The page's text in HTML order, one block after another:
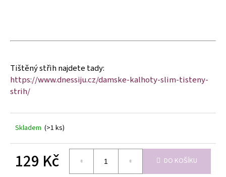
Tištěný střih najdete tady:
https://www.dnessiju.cz/damske-kalhoty-slim-tisteny-
strih/
Skladem (>1 ks)
129 Kč DO KOŠÍKU